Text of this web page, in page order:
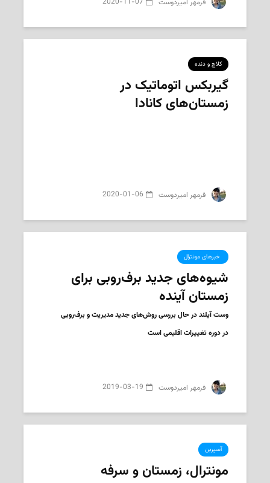
کلاچ و دنده
گیربکس اتوماتیک در
زمستان‌های کانادا
‌ فرمهر امیردوست 2020-01-06
‌ خبرهای مونترال
شیوه‌های جدید برف‌روبی برای
زمستان آینده
وست آیلند در حال بررسی روش‌های جدید مدیریت و برف‌روبی
در دوره تغییرات اقلیمی است
‌ فرمهر امیردوست 2019-03-19
آسپرین
مونترال، زمستان و سرفه